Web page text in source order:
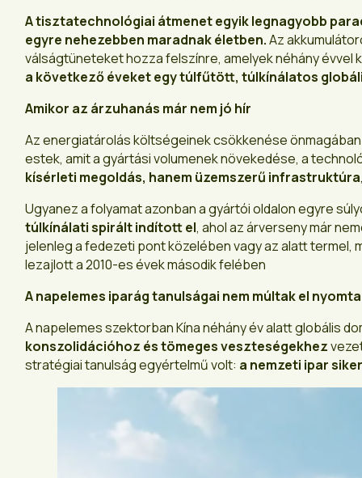
A tisztatechnológiai átmenet egyik legnagyobb
egyre nehezebben maradnak életben.Az
válságtüneteket hozza felszínre, amelyek néhány évvel
a következő éveket egy túlfűtött, túlkínálatos
Amikor az árzuhanás már nem jó hír
Az energiatárolás költségeinek csökkenése
estek, amit a gyártási volumenek növekedése, a
kísérleti megoldás, hanem üzemszerű infrastruktúra
Ugyanez a folyamat azonban a gyártói oldalon egyre
túlkínálati spirált indított el, ahol az árverseny már
jelenleg a fedezeti pont közelében vagy az alatt termel,
lezajlott a 2010-es évek második felében
A napelemes iparág tanulságai nem múltak el
A napelemes szektorban Kína néhány év alatt globális
konszolidációhoz és tömeges veszteségekhez
stratégiai tanulság egyértelmű volt: a nemzeti ipar